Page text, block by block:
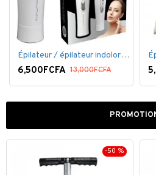
Épilateur / épilateur indolore NuBrilliance Ultimate pour femmes
6,500FCFA 13,000FCFA
-50 %